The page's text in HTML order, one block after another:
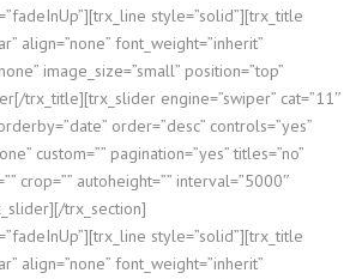
style=”solid”][trx_title
align=”none” font_weight=”inherit”
image_size=”small” position=”top”
trx_title][trx_slider engine=”swiper” cat=”11″
order=”desc” controls=”yes”
custom=”” pagination=”yes” titles=”no”
crop=”” autoheight=”” interval=”5000″
trx_section]
style=”solid”][trx_title
align=”none” font_weight=”inherit”